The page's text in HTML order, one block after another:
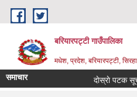
Skip to main content
बरियारपट्टी गाउँपालिका
मधेश, प्रदेश, बरियारपट्टी, सिरहा
समाचार दाेस्राे पटक सूचना